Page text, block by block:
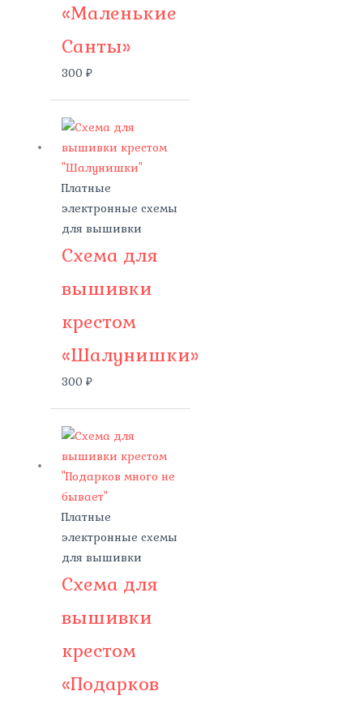
«Маленькие
Санты»
300 ₽
Платные
электронные схемы
для вышивки
Схема для
вышивки
крестом
«Шалунишки»
300 ₽
Платные
электронные схемы
для вышивки
Схема для
вышивки
крестом
«Подарков